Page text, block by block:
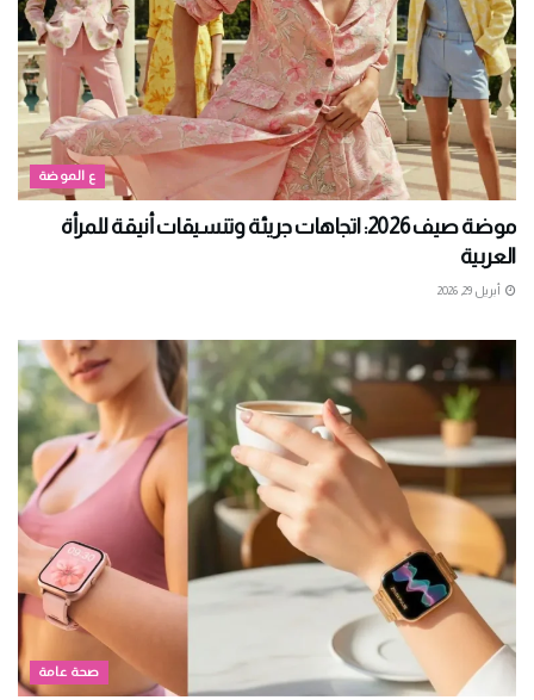
ع الموضة
موضة صيف 2026: اتجاهات جريئة وتنسيقات أنيقة للمرأة
العربية
أبريل 29, 2026
صحة عامة